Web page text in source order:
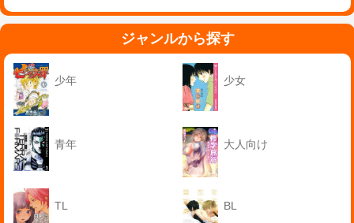
ジャンルから探す
少年 少女
青年 大人向け
TL BL